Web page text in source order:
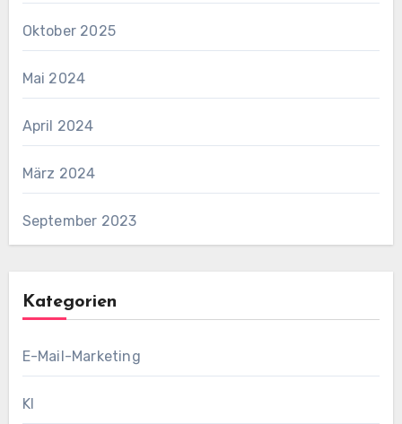
Oktober 2025
Mai 2024
April 2024
März 2024
September 2023
Kategorien
E-Mail-Marketing
KI